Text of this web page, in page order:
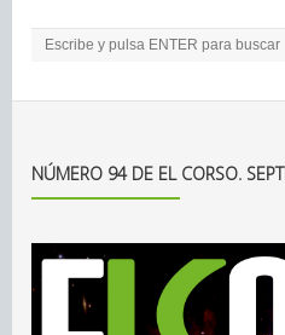
NÚMERO 94 DE EL CORSO.